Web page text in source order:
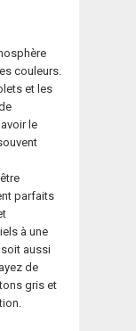
couleurs.
et les
le
parfaits
à une
aussi
de
gris et